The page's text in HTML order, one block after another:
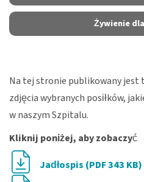
Żywienie
Na tej stronie publikowany jest
zdjęcia wybranych posiłków,
w naszym Szpitalu.
Kliknij poniżej, aby zobaczyć
Jadłospis (PDF 343 KB)